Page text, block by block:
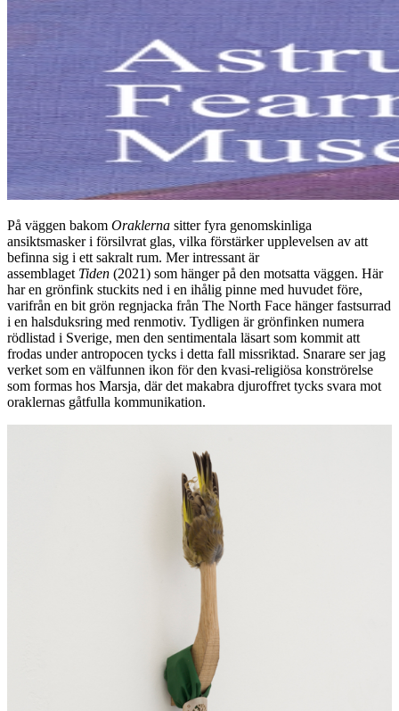
På väggen bakom Oraklerna sitter fyra genomskinliga
ansiktsmasker i försilvrat glas, vilka förstärker upplevelsen av att
befinna sig i ett sakralt rum. Mer intressant är
assemblaget Tiden (2021) som hänger på den motsatta väggen. Här
har en grönfink stuckits ned i en ihålig pinne med huvudet före,
varifrån en bit grön regnjacka från The North Face hänger fastsurrad
i en halsduksring med renmotiv. Tydligen är grönfinken numera
rödlistad i Sverige, men den sentimentala läsart som kommit att
frodas under antropocen tycks i detta fall missriktad. Snarare ser jag
verket som en välfunnen ikon för den kvasi-religiösa konströrelse
som formas hos Marsja, där det makabra djuroffret tycks svara mot
oraklernas gåtfulla kommunikation.